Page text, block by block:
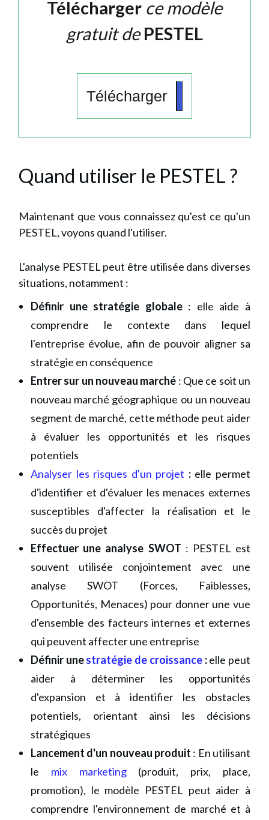
Télécharger ce modèle
gratuit de PESTEL
Télécharger
Quand utiliser le PESTEL ?
Maintenant que vous connaissez qu'est ce qu'un
PESTEL, voyons quand l'utiliser.
L'analyse PESTEL peut être utilisée dans diverses
situations, notamment :
Définir une stratégie globale: elle aide à
comprendre le contexte dans lequel
l'entreprise évolue, afin de pouvoir aligner sa
stratégie en conséquence
Entrer sur un nouveau marché : Que ce soit un
nouveau marché géographique ou un nouveau
segment de marché, cette méthode peut aider
à évaluer les opportunités et les risques
potentiels
Analyser les risques d'un projet :elle permet
d'identifier et d'évaluer les menaces externes
susceptibles d'affecter la réalisation et le
succès du projet
Effectuer une analyse SWOT : PESTEL est
souvent utilisée conjointement avec une
analyse SWOT (Forces, Faiblesses,
Opportunités, Menaces) pour donner une vue
d'ensemble des facteurs internes et externes
qui peuvent affecter une entreprise
Définir unestratégie de croissance:elle peut
aider à déterminer les opportunités
d'expansion et à identifier les obstacles
potentiels, orientant ainsi les décisions
stratégiques
Lancement d'un nouveau produit : En utilisant
le mix marketing(produit, prix, place,
promotion), le modèle PESTEL peut aider à
comprendre l'environnement de marché et à